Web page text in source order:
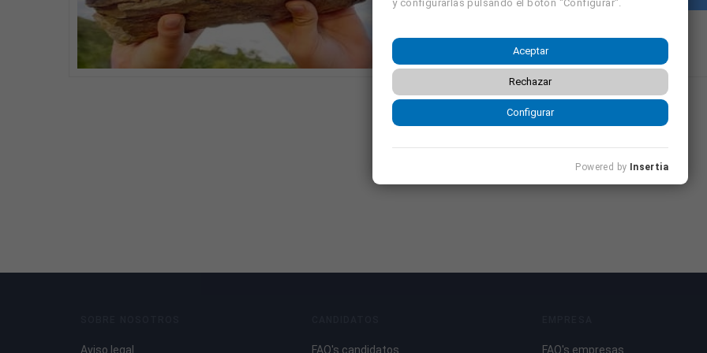
Aviso legal FAQ's candidatos FAQ's empresas
y configurarlas pulsando el botón "Configurar".
Aceptar
Rechazar
Configurar
Powered by Insertia